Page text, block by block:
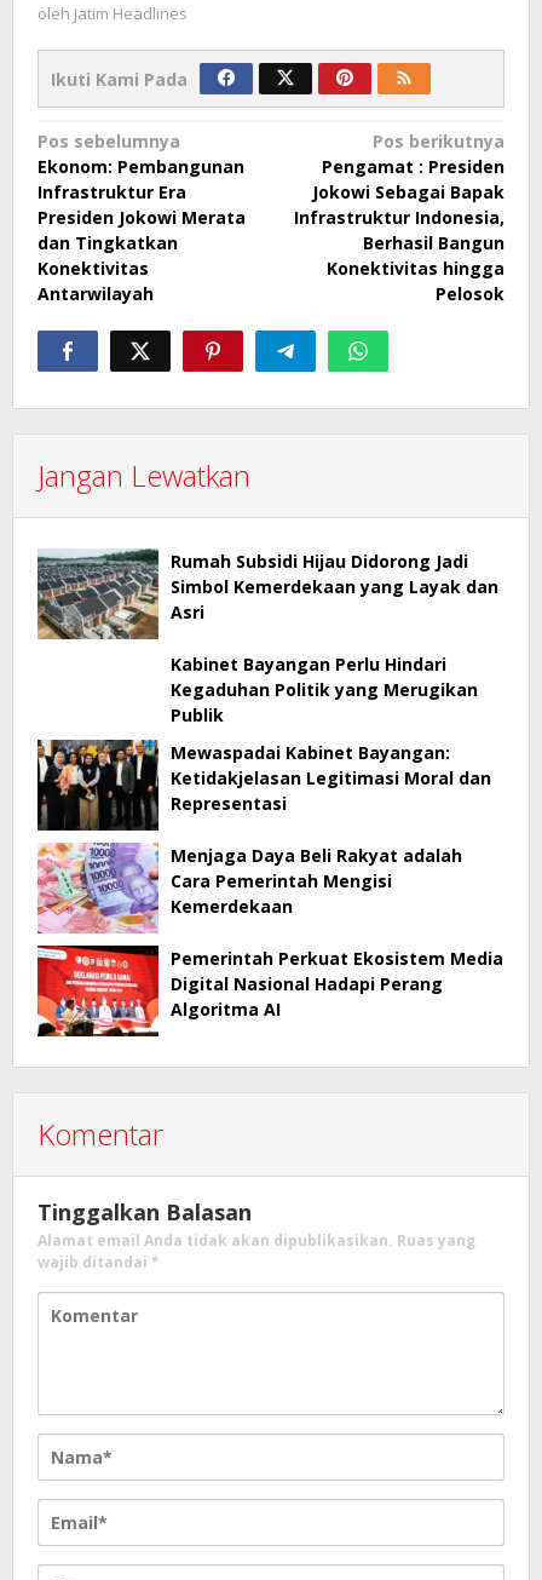
oleh Jatim Headlines
Ikuti Kami Pada
Navigasi
pos
Pos sebelumnya
Ekonom: Pembangunan
Infrastruktur Era
Presiden Jokowi Merata
dan Tingkatkan
Konektivitas
Antarwilayah
Pos berikutnya
Pengamat : Presiden
Jokowi Sebagai Bapak
Infrastruktur Indonesia,
Berhasil Bangun
Konektivitas hingga
Pelosok
Jangan Lewatkan
Rumah Subsidi Hijau Didorong Jadi
Simbol Kemerdekaan yang Layak dan
Asri
Kabinet Bayangan Perlu Hindari
Kegaduhan Politik yang Merugikan
Publik
Mewaspadai Kabinet Bayangan:
Ketidakjelasan Legitimasi Moral dan
Representasi
Menjaga Daya Beli Rakyat adalah
Cara Pemerintah Mengisi
Kemerdekaan
Pemerintah Perkuat Ekosistem Media
Digital Nasional Hadapi Perang
Algoritma AI
Komentar
Tinggalkan Balasan
Alamat email Anda tidak akan dipublikasikan. Ruas yang
wajib ditandai *